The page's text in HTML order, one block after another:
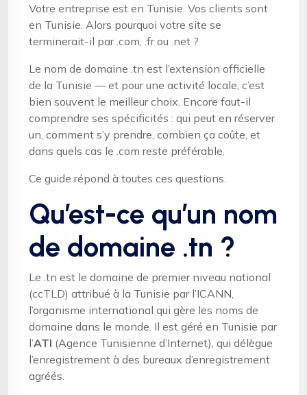
Votre entreprise est en Tunisie. Vos clients sont
en Tunisie. Alors pourquoi votre site se
terminerait-il par .com, .fr ou .net ?
Le nom de domaine .tn est l’extension officielle
de la Tunisie — et pour une activité locale, c’est
bien souvent le meilleur choix. Encore faut-il
comprendre ses spécificités : qui peut en réserver
un, comment s’y prendre, combien ça coûte, et
dans quels cas le .com reste préférable.
Ce guide répond à toutes ces questions.
Qu’est-ce qu’un nom
de domaine .tn ?
Le .tn est le domaine de premier niveau national
(ccTLD) attribué à la Tunisie par l’ICANN,
l’organisme international qui gère les noms de
domaine dans le monde. Il est géré en Tunisie par
l’ATI (Agence Tunisienne d’Internet), qui délègue
l’enregistrement à des bureaux d’enregistrement
agréés.